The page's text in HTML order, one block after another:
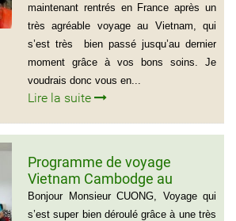
maintenant rentrés en France après un
très agréable voyage au Vietnam, qui
s’est très bien passé jusqu’au dernier
moment grâce à vos bons soins. Je
voudrais donc vous en...
Lire la suite
Programme de voyage
Vietnam Cambodge au
groupe de Madame CATHY et
les amis
Bonjour Monsieur CUONG, Voyage qui
s’est super bien déroulé grâce à une très